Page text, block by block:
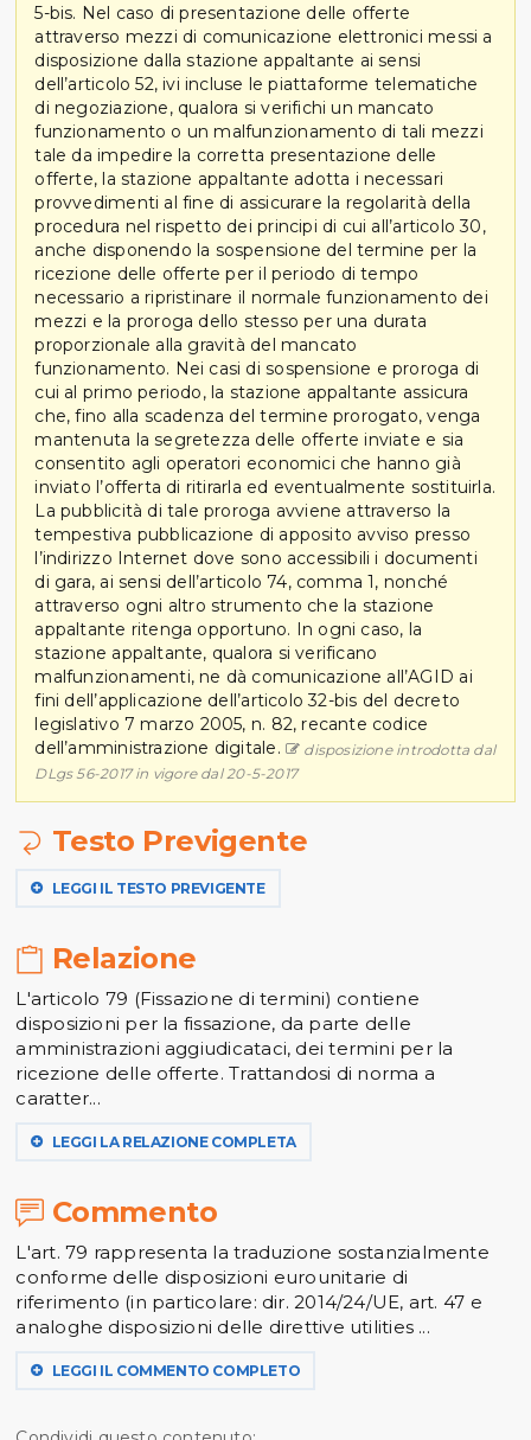
5-bis. Nel caso di presentazione delle offerte
attraverso mezzi di comunicazione elettronici messi a
disposizione dalla stazione appaltante ai sensi
dell’articolo 52, ivi incluse le piattaforme telematiche
di negoziazione, qualora si verifichi un mancato
funzionamento o un malfunzionamento di tali mezzi
tale da impedire la corretta presentazione delle
offerte, la stazione appaltante adotta i necessari
provvedimenti al fine di assicurare la regolarità della
procedura nel rispetto dei principi di cui all’articolo 30,
anche disponendo la sospensione del termine per la
ricezione delle offerte per il periodo di tempo
necessario a ripristinare il normale funzionamento dei
mezzi e la proroga dello stesso per una durata
proporzionale alla gravità del mancato
funzionamento. Nei casi di sospensione e proroga di
cui al primo periodo, la stazione appaltante assicura
che, fino alla scadenza del termine prorogato, venga
mantenuta la segretezza delle offerte inviate e sia
consentito agli operatori economici che hanno già
inviato l’offerta di ritirarla ed eventualmente sostituirla.
La pubblicità di tale proroga avviene attraverso la
tempestiva pubblicazione di apposito avviso presso
l’indirizzo Internet dove sono accessibili i documenti
di gara, ai sensi dell’articolo 74, comma 1, nonché
attraverso ogni altro strumento che la stazione
appaltante ritenga opportuno. In ogni caso, la
stazione appaltante, qualora si verificano
malfunzionamenti, ne dà comunicazione all’AGID ai
fini dell’applicazione dell’articolo 32-bis del decreto
legislativo 7 marzo 2005, n. 82, recante codice
dell’amministrazione digitale.
disposizione introdotta dal
DLgs 56-2017 in vigore dal 20-5-2017
Testo Previgente
LEGGI IL TESTO PREVIGENTE
Relazione
L'articolo 79 (Fissazione di termini) contiene
disposizioni per la fissazione, da parte delle
amministrazioni aggiudicataci, dei termini per la
ricezione delle offerte. Trattandosi di norma a
caratter...
LEGGI LA RELAZIONE COMPLETA
Commento
L'art. 79 rappresenta la traduzione sostanzialmente
conforme delle disposizioni eurounitarie di
riferimento (in particolare: dir. 2014/24/UE, art. 47 e
analoghe disposizioni delle direttive utilities ...
LEGGI IL COMMENTO COMPLETO